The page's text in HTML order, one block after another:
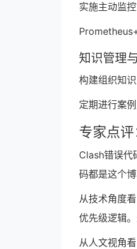
实施主动监
知识管理
构建组织知
定期进行案
专家点
Clash错误代
码都是这个
从技术角度
优先级逻辑
从人文视角